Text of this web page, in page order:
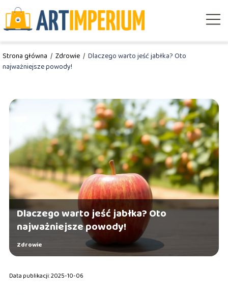
Strona główna / Zdrowie / Dlaczego warto jeść jabłka? Oto
najważniejsze powody!
Dlaczego warto jeść jabłka? Oto
najważniejsze powody!
Zdrowie
Data publikacji: 2025-10-06